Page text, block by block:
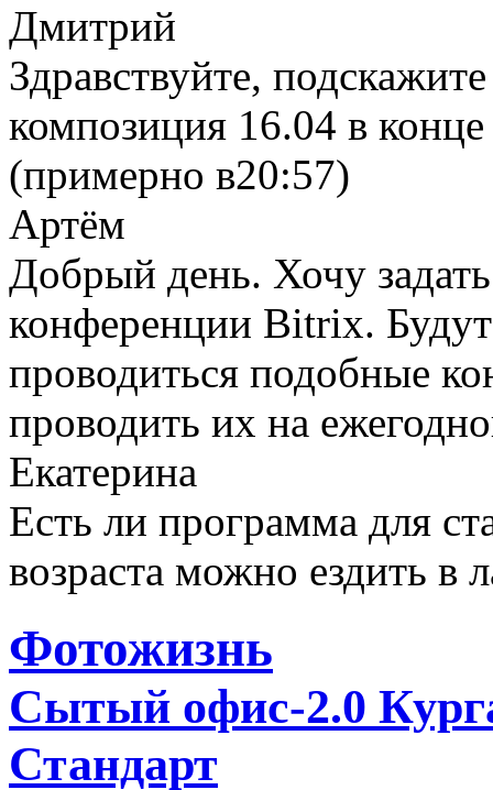
Дмитрий
Здравствуйте,
композиция 16.04 в конце
(примерно в20:57)
Артём
Добрый день. Хочу
конференции Bitrix.
проводиться подобные
проводить их на
Екатерина
Есть ли программа для
возраста можно ездить в
Фотожизнь
Сытый офис-2.0
Стандарт